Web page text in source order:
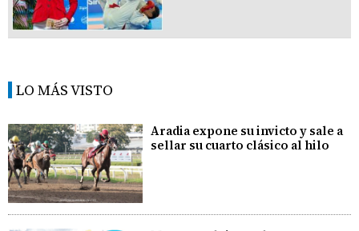
LO MÁS VISTO
Aradia expone su invicto y sale a
sellar su cuarto clásico al hilo